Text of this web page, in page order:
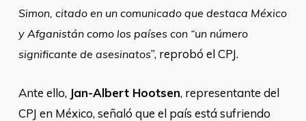
Simon, citado en un comunicado que destaca México
y Afganistán como los países con “un número
significante de asesinatos”, reprobó el CPJ.
Ante ello, Jan-Albert Hootsen, representante del
CPJ en México, señaló que el país está sufriendo